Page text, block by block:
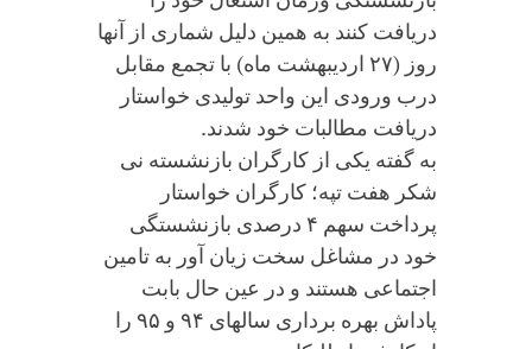
دریافت کنند به همین دلیل شماری از آنها
روز (۲۷ اردیبهشت ماه) با تجمع مقابل
درب ورودی این واحد تولیدی خواستار
دریافت مطالبات خود شدند.
به گفته یکی از کارگران بازنشسته نی
شکر هفت تپه؛ کارگران خواستار
پرداخت سهم ۴ درصدی بازنشستگی
خود در مشاغل سخت زیان آور به تامین
اجتماعی هستند و در عین حال بابت
پاداش بهره برداری سالهای ۹۴ و ۹۵ را